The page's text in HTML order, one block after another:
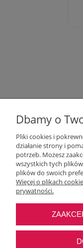
Dbamy o
Pliki cookies i
działanie strony i
potrzeb. Możesz
wszystkich tych
plików do swoich
Więcej o plikach
prywatności.